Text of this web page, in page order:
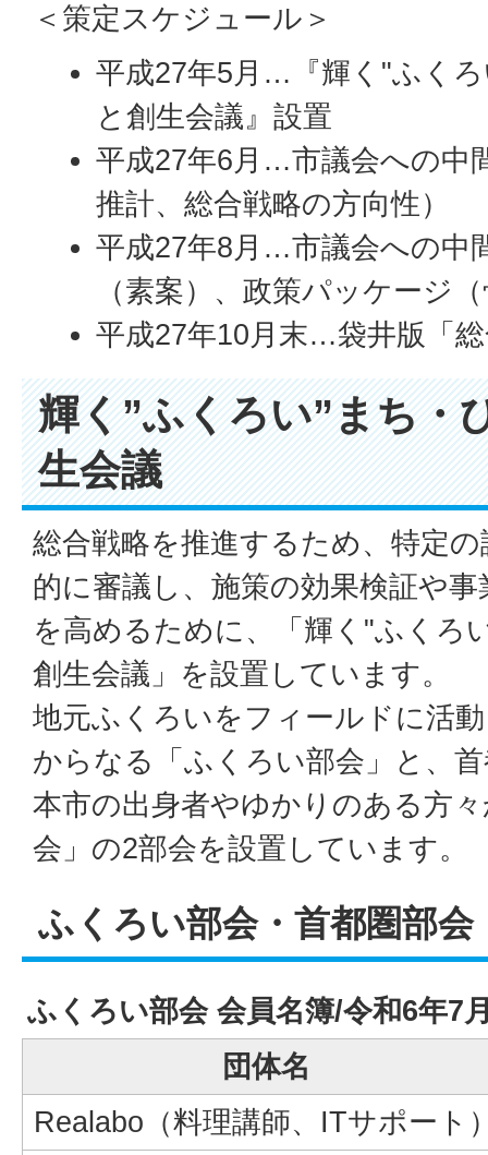
＜策定スケジュール＞
平成27年5月…『輝く"ふく
と創生会議』設置
平成27年6月…市議会への中
推計、総合戦略の方向性）
平成27年8月…市議会への中
（素案）、政策パッケージ
平成27年10月末…袋井版「
輝く”ふくろい”まち・
生会議
総合戦略を推進するため、特定
的に審議し、施策の効果検証や
を高めるために、「輝く"ふくろ
創生会議」を設置しています。
地元ふくろいをフィールドに活
からなる「ふくろい部会」と、
本市の出身者やゆかりのある方
会」の2部会を設置しています。
ふくろい部会・首都圏部会
ふくろい部会 会員名簿/令和6年7
団体名
Realabo（料理講師、ITサポート